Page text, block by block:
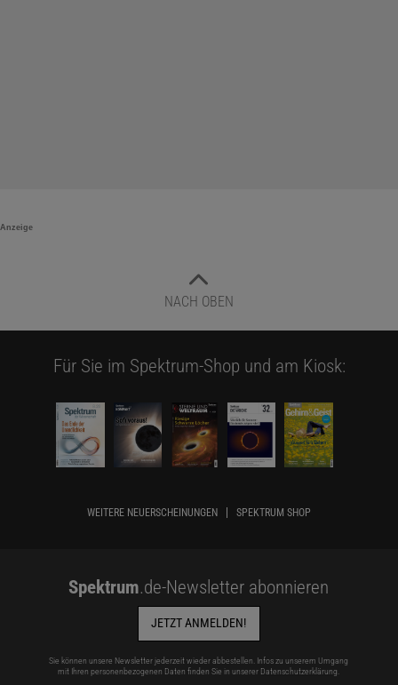
Anzeige
NACH OBEN
Für Sie im Spektrum-Shop und am Kiosk:
WEITERE NEUERSCHEINUNGEN SPEKTRUM SHOP
Spektrum.de-Newsletter abonnieren
JETZT ANMELDEN!
Sie können unsere Newsletter jederzeit wieder abbestellen. Infos zu unserem Umgang
mit Ihren personenbezogenen Daten finden Sie in unserer Datenschutzerklärung.